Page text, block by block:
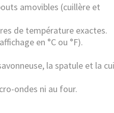
amovibles (cuillère et
de température exactes.
en °C ou °F).
la spatule et la
ondes ni au four.